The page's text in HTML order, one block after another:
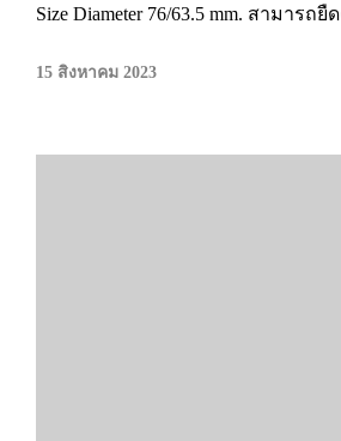
Size Diameter 76/63.5 mm. สามารถ
15 สิงหาคม 2023